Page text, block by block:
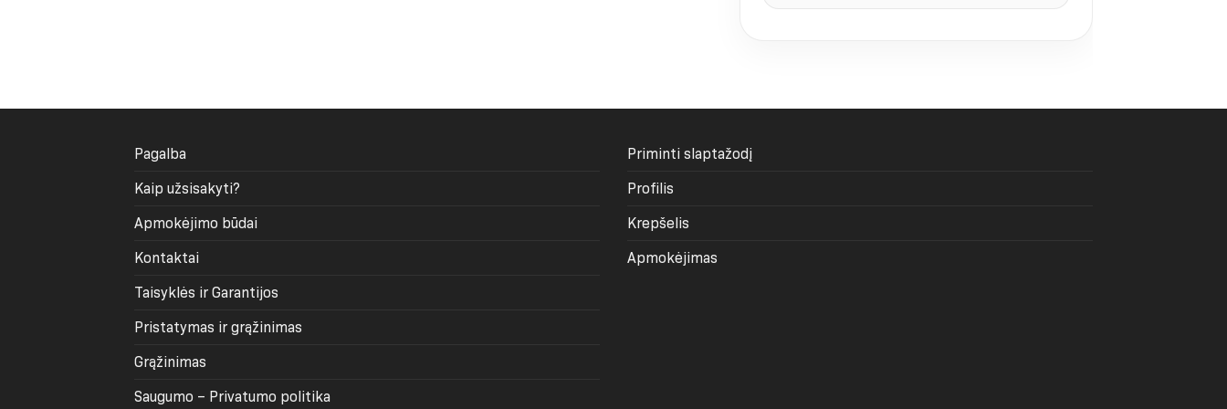
Seamless modeliuose naudojama melanžinė audinio struktūra, kuri padeda vizualiai
sumažinti prakaito žymių matomumą intensyvesnio judėjimo metu.
Jei planuoji aktyvesnes treniruotes, rinkis modelį pagal tai, kiek prilaikymo tau reikia.
Rashguard liemenėlė turi priglusti stabiliai, bet neturėtų spausti pečių, krūtinės ar
nugaros zonos. Jeigu esi tarp dydžių, visada verta palyginti savo apimtis su konkretaus
gaminio lentele.
Derinimas su sportine apranga
komplektais. Tai funkcionali viršutinė dalis, kuri atrodo tvarkingai ir treniruotėje, ir
Pagalba
Kaip užsisakyti?
Apmokėjimo būdai
Kontaktai
Taisyklės ir Garantijos
Pristatymas ir grąžinimas
Grąžinimas
Saugumo – Privatumo politika
Priminti slaptažodį
Profilis
Krepšelis
Apmokėjimas